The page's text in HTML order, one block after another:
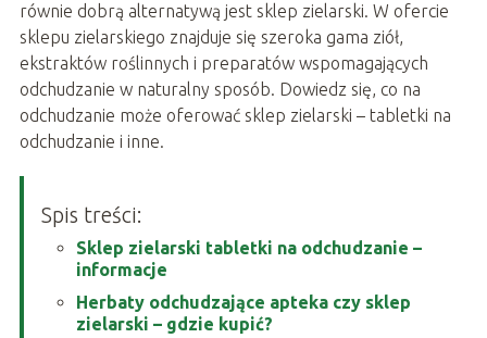
równie dobrą alternatywą jest sklep zielarski. W ofercie
sklepu zielarskiego znajduje się szeroka gama ziół,
ekstraktów roślinnych i preparatów wspomagających
odchudzanie w naturalny sposób. Dowiedz się, co na
odchudzanie może oferować sklep zielarski – tabletki na
odchudzanie i inne.
Spis treści:
Sklep zielarski tabletki na odchudzanie –
informacje
Herbaty odchudzające apteka czy sklep
zielarski – gdzie kupić?